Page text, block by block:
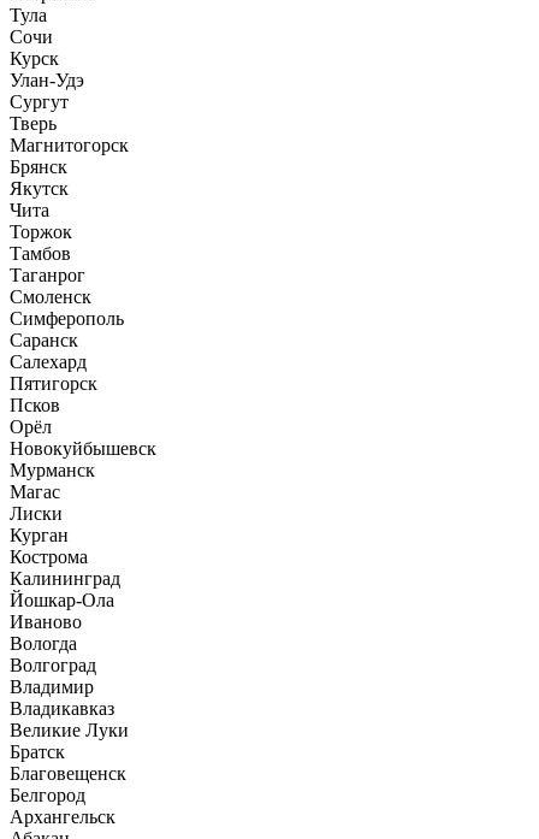
Тула
Сочи
Курск
Улан-Удэ
Сургут
Тверь
Магнитогорск
Брянск
Якутск
Чита
Торжок
Тамбов
Таганрог
Смоленск
Симферополь
Саранск
Салехард
Пятигорск
Псков
Орёл
Новокуйбышевск
Мурманск
Магас
Лиски
Курган
Кострома
Калининград
Йошкар-Ола
Иваново
Вологда
Волгоград
Владимир
Владикавказ
Великие Луки
Братск
Благовещенск
Белгород
Архангельск